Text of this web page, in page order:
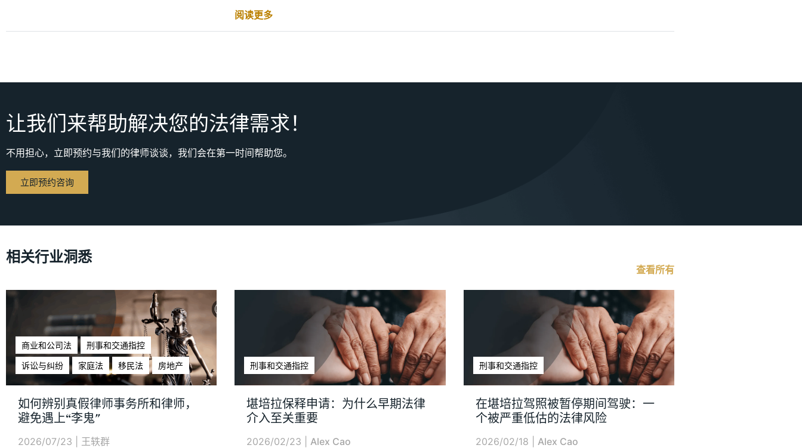
阅读更多
让我们来帮助解决您的法律需求！
不用担心，立即预约与我们的律师谈谈，我们会在第一时间帮助您。
立即预约咨询
相关行业洞悉
查看所有
商业和公司法
刑事和交通指控
诉讼与纠纷
家庭法 移民法 房地产
如何辨别真假律师事务所和律师，
避免遇上“李鬼"
2026/07/23
王轶群
刑事和交通指控
堪培拉保释申请：为什么早期法律
介入至关重要
2026/02/23
Alex Cao
刑事和交通指控
在堪培拉驾照被暂停期间驾驶：一
个被严重低估的法律风险
2026/02/18
Alex Cao